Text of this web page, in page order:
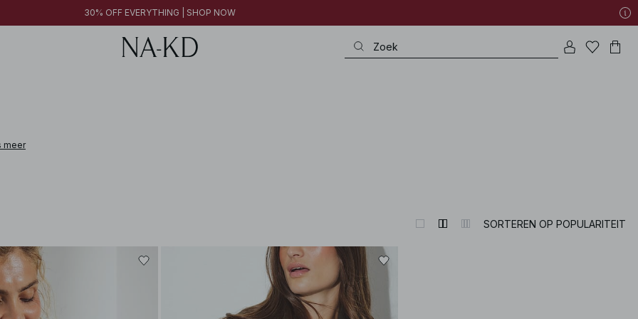
30% OFF EVERYTHING | SHOP NOW
leather, cashmere, alpaca wool, and linen. From pieces designed to elevate every special occasion to refined wardrobe heroes – all with that
meer
SORTEREN OP POPULARITEIT